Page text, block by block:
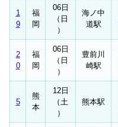
1
9
福
岡
06日
（日
）
海ノ中
道駅
2
0
福
岡
06日
（日
）
豊前川
崎駅
5
熊
本
12日
（土
）
熊本駅